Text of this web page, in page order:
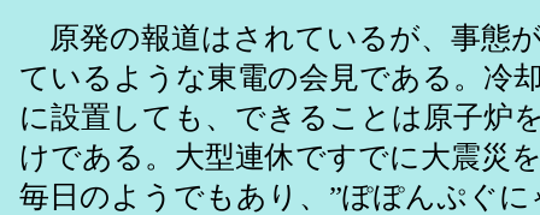
原発の報道はされているが、事態
ているような東電の会見である。冷
に設置しても、できることは原子炉
けである。大型連休ですでに大震災
毎日のようでもあり、”ぽぽんぷぐに